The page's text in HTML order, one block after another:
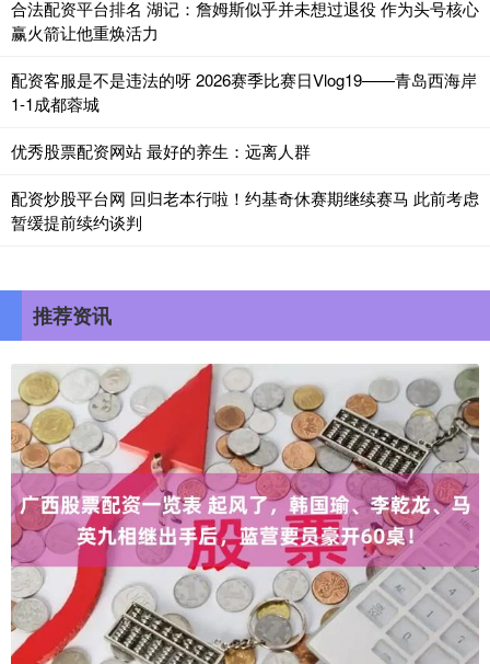
合法配资平台排名 湖记：詹姆斯似乎并未想过退役 作为头号核心
赢火箭让他重焕活力
配资客服是不是违法的呀 2026赛季比赛日Vlog19——青岛西海岸
1-1成都蓉城
优秀股票配资网站 最好的养生：远离人群
配资炒股平台网 回归老本行啦！约基奇休赛期继续赛马 此前考虑
暂缓提前续约谈判
推荐资讯